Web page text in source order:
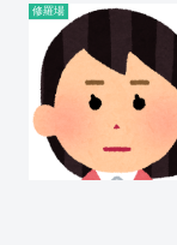
修羅場